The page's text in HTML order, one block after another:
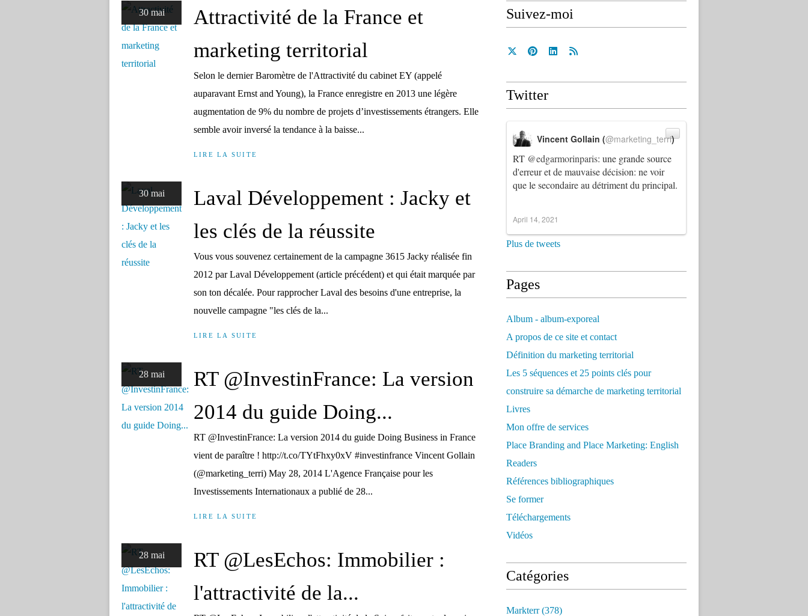
30 mai
Attractivité de la France et
marketing territorial
Selon le dernier Baromètre de l'Attractivité du cabinet EY (appelé
auparavant Ernst and Young), la France enregistre en 2013 une légère
augmentation de 9% du nombre de projets d’investissements étrangers. Elle
semble avoir inversé la tendance à la baisse...
LIRE LA SUITE
30 mai
Laval Développement : Jacky et
les clés de la réussite
Vous vous souvenez certainement de la campagne 3615 Jacky réalisée fin
2012 par Laval Développement (article précédent) et qui était marquée par
son ton décalée. Pour rapprocher Laval des besoins d'une entreprise, la
nouvelle campagne "les clés de la...
LIRE LA SUITE
28 mai
RT @InvestinFrance: La version
2014 du guide Doing...
RT @InvestinFrance: La version 2014 du guide Doing Business in France
vient de paraître ! http://t.co/TYtFhxy0xV #investinfrance Vincent Gollain
(@marketing_terri) May 28, 2014 L'Agence Française pour les
Investissements Internationaux a publié de 28...
LIRE LA SUITE
28 mai
RT @LesEchos: Immobilier :
l'attractivité de la...
Suivez-moi
Twitter
RT @edgarmorinparis: une grande source
d'erreur et de mauvaise décision: ne voir
que le secondaire au détriment du principal.
Vincent Gollain (@marketing_terri)
April 14, 2021
Plus de tweets
Pages
Album - album-exporeal
A propos de ce site et contact
Définition du marketing territorial
Les 5 séquences et 25 points clés pour
construire sa démarche de marketing territorial
Livres
Mon offre de services
Place Branding and Place Marketing: English
Readers
Références bibliographiques
Se former
Téléchargements
Vidéos
Catégories
Markterr(378)